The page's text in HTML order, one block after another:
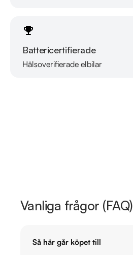
Battericertifierade
Hälsoverifierade elbilar
Läs mer om oss
Vanliga frågor (FAQ)
Så här går köpet till